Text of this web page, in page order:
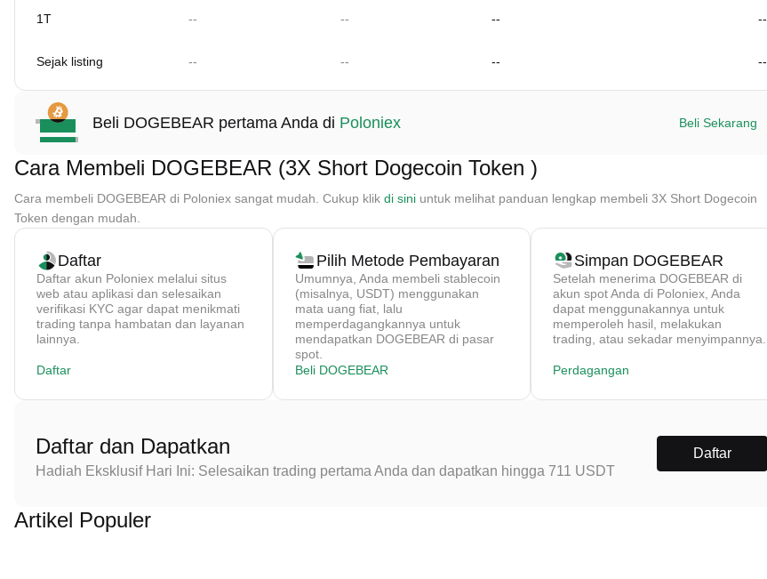
1T -- -- -- --
Sejak listing -- -- -- --
Beli DOGEBEAR pertama Anda di Poloniex Beli Sekarang
Cara Membeli DOGEBEAR (3X Short Dogecoin Token )
Cara membeli DOGEBEAR di Poloniex sangat mudah. Cukup klik di sini untuk melihat panduan lengkap membeli 3X Short Dogecoin
Token dengan mudah.
Daftar
Daftar akun Poloniex melalui situs
web atau aplikasi dan selesaikan
verifikasi KYC agar dapat menikmati
trading tanpa hambatan dan layanan
lainnya.
Daftar
Pilih Metode Pembayaran
Umumnya, Anda membeli stablecoin
(misalnya, USDT) menggunakan
mata uang fiat, lalu
memperdagangkannya untuk
mendapatkan DOGEBEAR di pasar
spot.
Beli DOGEBEAR
Simpan DOGEBEAR
Setelah menerima DOGEBEAR di
akun spot Anda di Poloniex, Anda
dapat menggunakannya untuk
memperoleh hasil, melakukan
trading, atau sekadar menyimpannya.
Perdagangan
Daftar dan Dapatkan
Hadiah Eksklusif Hari Ini: Selesaikan trading pertama Anda dan dapatkan hingga 711 USDT
Daftar
Artikel Populer